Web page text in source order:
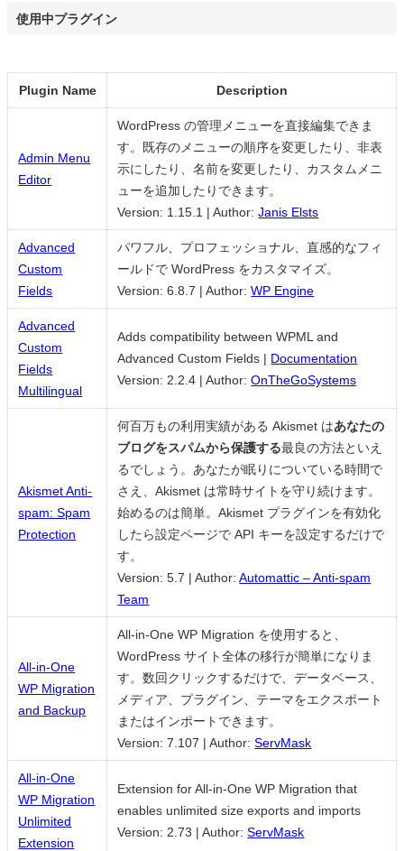
使用中プラグイン
Plugin Name Description
Admin Menu
Editor
WordPress の管理メニューを直接編集できま
す。既存のメニューの順序を変更したり、非表
示にしたり、名前を変更したり、カスタムメニ
ューを追加したりできます。
Version: 1.15.1 |Author:Janis Elsts
Advanced
Custom
Fields
パワフル、プロフェッショナル、直感的なフィ
ールドで WordPress をカスタマイズ。
Version: 6.8.7 |Author:WP Engine
Advanced
Custom
Fields
Multilingual
Adds compatibility between WPML and
Advanced Custom Fields | Documentation
Version: 2.2.4 |Author:OnTheGoSystems
Akismet Anti-
spam: Spam
Protection
何百万もの利用実績がある Akismet はあなたの
ブログをスパムから保護する最良の方法といえ
るでしょう。あなたが眠りについている時間で
さえ、Akismet は常時サイトを守り続けます。
始めるのは簡単。Akismet プラグインを有効化
したら設定ページで API キーを設定するだけで
す。
Version: 5.7 |Author:Automattic – Anti-spam
Team
All-in-One
WP Migration
and Backup
All-in-One WP Migration を使用すると、
WordPress サイト全体の移行が簡単になりま
す。数回クリックするだけで、データベース、
メディア、プラグイン、テーマをエクスポート
またはインポートできます。
Version: 7.107 |Author:ServMask
All-in-One
WP Migration
Unlimited
Extension
Extension for All-in-One WP Migration that
enables unlimited size exports and imports
Version: 2.73 |Author:ServMask